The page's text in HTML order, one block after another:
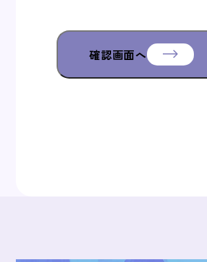
からの内容の確認・訂正あるいは利
められた場合には、別に定める内部
り、調査上適切に対応します。
※お預かりする個人情報は、ユーザ
答、ご連絡、個人情報を含まない形
確認画面へ